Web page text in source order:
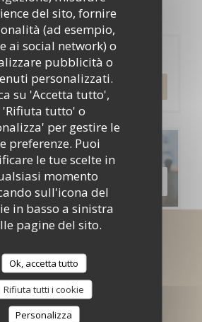
del sito, fornire
(ad esempio,
ai social network) o
pubblicità o
personalizzati.
su 'Accetta tutto',
'Rifiuta tutto' o
per gestire le
preferenze. Puoi
le tue scelte in
momento
sull'icona del
in basso a sinistra
pagine del sito.
Ok, accetta tutto
Rifiuta tutti i cookie
Personalizza
Prenotazione
PRENOTA
Menu
LA NOSTRA CARTA
newsletter per ricevere comunicazioni
e offerte di marketing via e-mail.
ABBONATI